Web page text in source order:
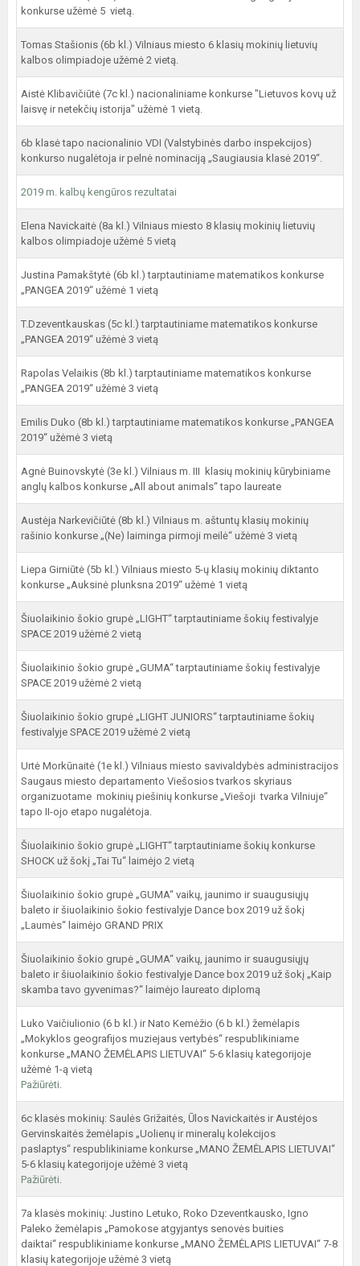
konkurse užėmė 5 vietą.
Tomas Stašionis (6b kl.) Vilniaus miesto 6 klasių mokinių lietuvių
kalbos olimpiadoje užėmė 2 vietą.
Aistė Klibavičiūtė (7c kl.) nacionaliniame konkurse "Lietuvos kovų už
laisvę ir netekčių istorija" užėmė 1 vietą.
6b klasė tapo nacionalinio VDI (Valstybinės darbo inspekcijos)
konkurso nugalėtoja ir pelnė nominaciją „Saugiausia klasė 2019“.
2019 m. kalbų kengūros rezultatai
Elena Navickaitė (8a kl.) Vilniaus miesto 8 klasių mokinių lietuvių
kalbos olimpiadoje užėmė 5 vietą
Justina Pamakštytė (6b kl.) tarptautiniame matematikos konkurse
„PANGEA 2019“ užėmė 1 vietą
T.Dzeventkauskas (5c kl.) tarptautiniame matematikos konkurse
„PANGEA 2019“ užėmė 3 vietą
Rapolas Velaikis (8b kl.) tarptautiniame matematikos konkurse
„PANGEA 2019“ užėmė 3 vietą
Emilis Duko (8b kl.) tarptautiniame matematikos konkurse „PANGEA
2019“ užėmė 3 vietą
Agnė Buinovskytė (3e kl.) Vilniaus m. III klasių mokinių kūrybiniame
anglų kalbos konkurse „All about animals“ tapo laureate
Austėja Narkevičiūtė (8b kl.) Vilniaus m. aštuntų klasių mokinių
rašinio konkurse „(Ne) laiminga pirmoji meilė“ užėmė 3 vietą
Liepa Girniūtė (5b kl.) Vilniaus miesto 5-ų klasių mokinių diktanto
konkurse „Auksinė plunksna 2019“ užėmė 1 vietą
Šiuolaikinio šokio grupė „LIGHT“ tarptautiniame šokių festivalyje
SPACE 2019 užėmė 2 vietą
Šiuolaikinio šokio grupė „GUMA“ tarptautiniame šokių festivalyje
SPACE 2019 užėmė 2 vietą
Šiuolaikinio šokio grupė „LIGHT JUNIORS“ tarptautiniame šokių
festivalyje SPACE 2019 užėmė 2 vietą
Urtė Morkūnaitė (1e kl.) Vilniaus miesto savivaldybės administracijos
Saugaus miesto departamento Viešosios tvarkos skyriaus
organizuotame mokinių piešinių konkurse „Viešoji tvarka Vilniuje“
tapo II-ojo etapo nugalėtoja.
Šiuolaikinio šokio grupė „LIGHT“ tarptautiniame šokių konkurse
SHOCK už šokį „Tai Tu“ laimėjo 2 vietą
Šiuolaikinio šokio grupė „GUMA“ vaikų, jaunimo ir suaugusiųjų
baleto ir šiuolaikinio šokio festivalyje Dance box 2019 už šokį
„Laumės“ laimėjo GRAND PRIX
Šiuolaikinio šokio grupė „GUMA“ vaikų, jaunimo ir suaugusiųjų
baleto ir šiuolaikinio šokio festivalyje Dance box 2019 už šokį „Kaip
skamba tavo gyvenimas?“ laimėjo laureato diplomą
Luko Vaičiulionio (6 b kl.) ir Nato Kemėžio (6 b kl.) žemėlapis
„Mokyklos geografijos muziejaus vertybės“ respublikiniame
konkurse „MANO ŽEMĖLAPIS LIETUVAI“ 5-6 klasių kategorijoje
užėmė 1-ą vietą
Pažiūrėti.
6c klasės mokinių: Saulės Grižaitės, Ūlos Navickaitės ir Austėjos
Gervinskaitės žemėlapis „Uolienų ir mineralų kolekcijos
paslaptys“ respublikiniame konkurse „MANO ŽEMĖLAPIS LIETUVAI“
5-6 klasių kategorijoje užėmė 3 vietą
Pažiūrėti.
7a klasės mokinių: Justino Letuko, Roko Dzeventkausko, Igno
Paleko žemėlapis „Pamokose atgyjantys senovės buities
daiktai“ respublikiniame konkurse „MANO ŽEMĖLAPIS LIETUVAI“ 7-8
klasių kategorijoje užėmė 3 vietą